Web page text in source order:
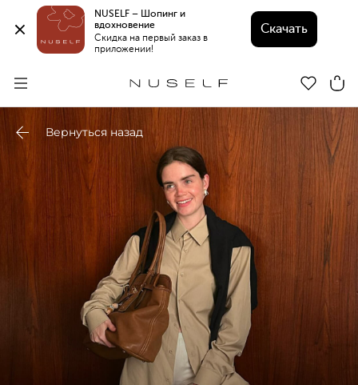
NUSELF – Шопинг и
вдохновение
Скидка на первый заказ в
приложении!
Скачать
Вернуться назад